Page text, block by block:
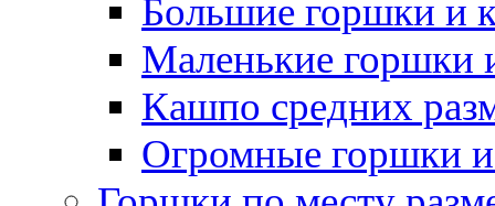
Большие горшки и
Маленькие горшки
Кашпо средних
Огромные горшки